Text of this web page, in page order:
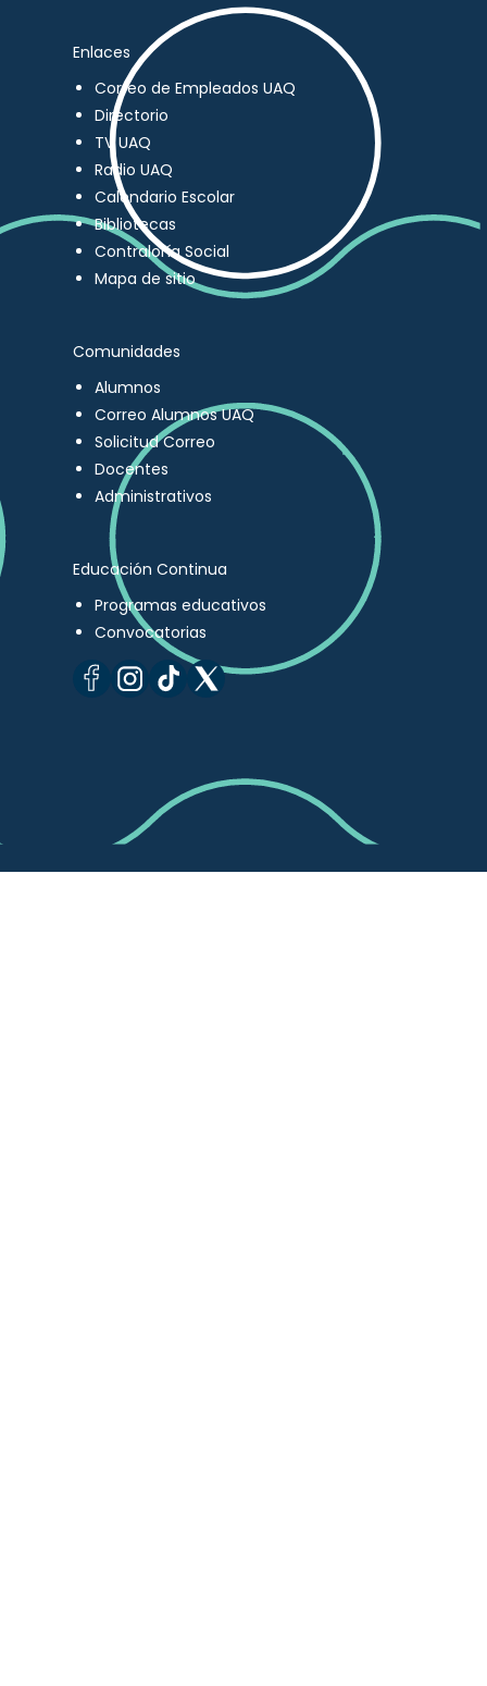
Enlaces
Correo de Empleados UAQ
Directorio
TV UAQ
Radio UAQ
Calendario Escolar
Bibliotecas
Contraloría Social
Mapa de sitio
Comunidades
Alumnos
Correo Alumnos UAQ
Solicitud Correo
Docentes
Administrativos
Educación Continua
Programas educativos
Convocatorias